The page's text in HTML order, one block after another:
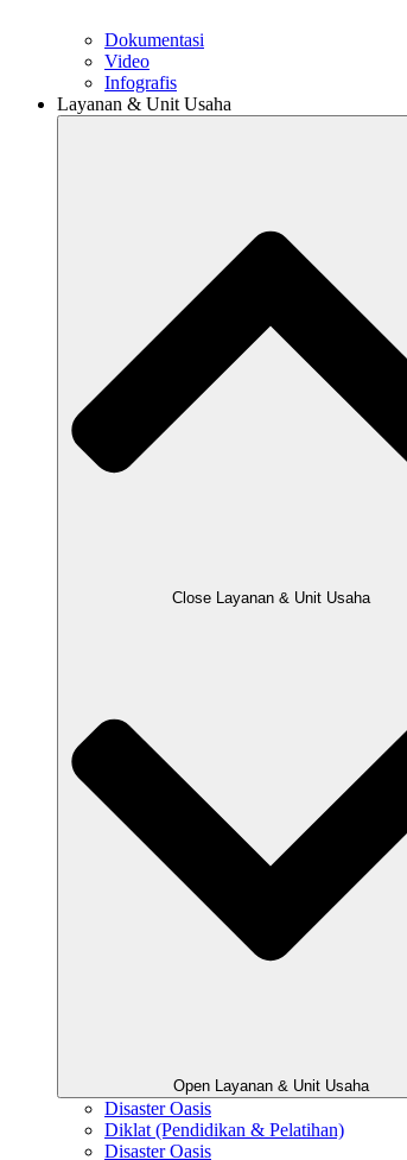
Dokumentasi
Video
Infografis
Layanan & Unit Usaha
Close Layanan & Unit Usaha
Open Layanan & Unit Usaha
Disaster Oasis
Diklat (Pendidikan & Pelatihan)
Disaster Oasis